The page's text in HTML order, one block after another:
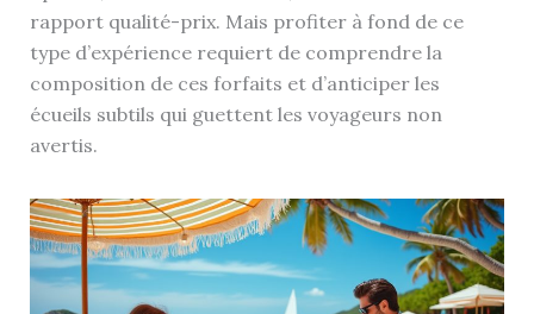
rapport qualité-prix. Mais profiter à fond de ce
type d’expérience requiert de comprendre la
composition de ces forfaits et d’anticiper les
écueils subtils qui guettent les voyageurs non
avertis.